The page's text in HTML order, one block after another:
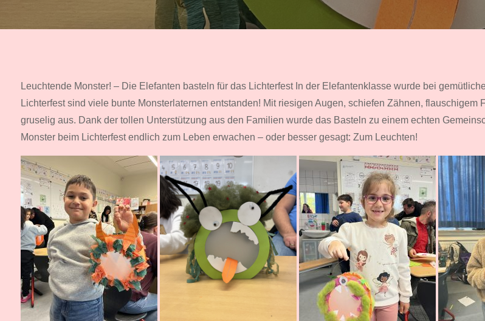
Leuchtende Monster! – Die Elefanten basteln für das Lichterfest In der Elefantenklasse wurde bei
Lichterfest sind viele bunte Monsterlaternen entstanden! Mit riesigen Augen, schiefen Zähnen,
gruselig aus. Dank der tollen Unterstützung aus den Familien wurde das Basteln zu einem echten
Monster beim Lichterfest endlich zum Leben erwachen – oder besser gesagt: Zum Leuchten!